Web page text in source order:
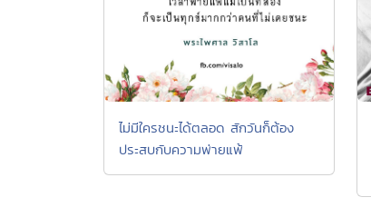
ไม่มีใครชนะได้ตลอด สักวันก็ต้อง
ประสบกับความพ่ายแพ้